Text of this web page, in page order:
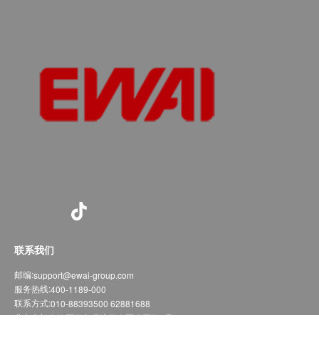
联系我们
邮编:support@ewai-group.com
服务热线:400-1189-000
联系方式:010-88393500 62881688
北京市门头沟区石龙经济开发区上园路3号